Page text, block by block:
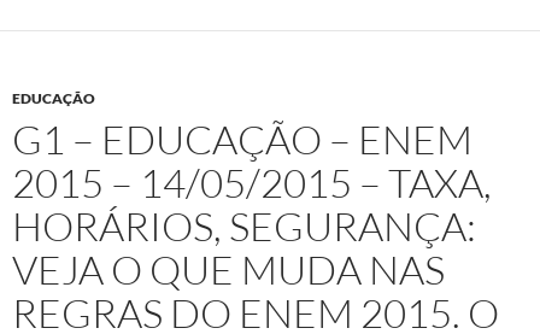
EDUCAÇÃO
G1 – EDUCAÇÃO – ENEM
2015 – 14/05/2015 – TAXA,
HORÁRIOS, SEGURANÇA:
VEJA O QUE MUDA NAS
REGRAS DO ENEM 2015. O